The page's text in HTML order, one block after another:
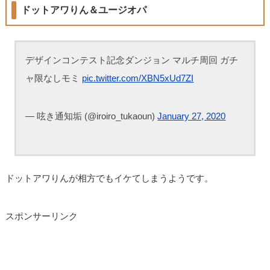
ドットアワりん＆ユージオパ
デザインコンテスト記念ダンジョン マルチ周回 ガチ
ャ限なしモミ pic.twitter.com/XBN5xUd7ZI
— 呟き通知垢 (@iroiro_tukaoun)January 27, 2020
ドットアワりんが相方でもイケてしまうようです。
スポンサーリンク